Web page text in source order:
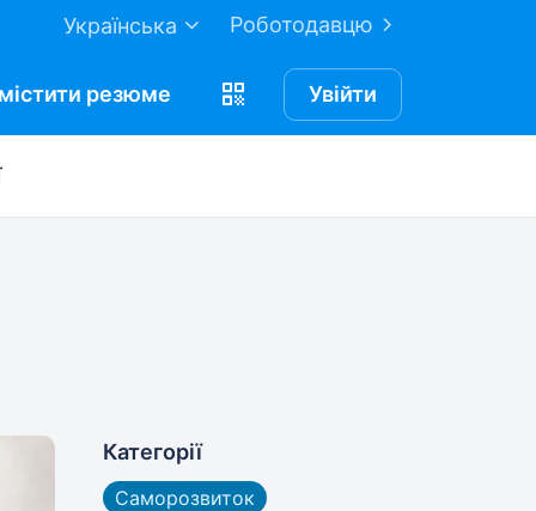
Роботодавцю
Українська
резюме Увійти
Категорії
Саморозвиток